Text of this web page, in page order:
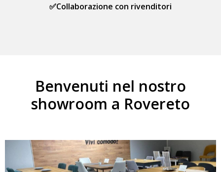
✅Collaborazione con rivenditori
Benvenuti nel nostro
showroom a Rovereto